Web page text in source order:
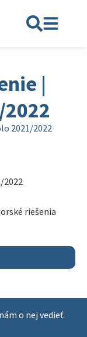
|
2021/2022
2022
riešenia
o nej vedieť.